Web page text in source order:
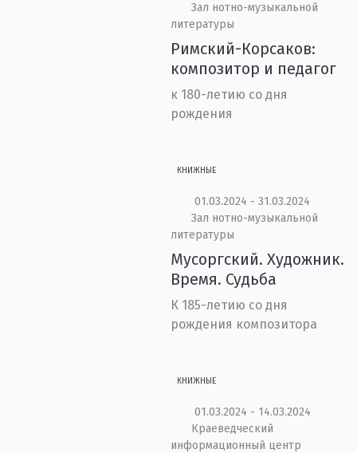
Зал нотно-музыкальной
литературы
Римский-Корсаков:
композитор и педагог
к 180-летию со дня
рождения
КНИЖНЫЕ
01.03.2024 - 31.03.2024
Зал нотно-музыкальной
литературы
Мусоргский. Художник.
Время. Судьба
К 185-летию со дня
рождения композитора
КНИЖНЫЕ
01.03.2024 - 14.03.2024
Краеведческий
информационный центр